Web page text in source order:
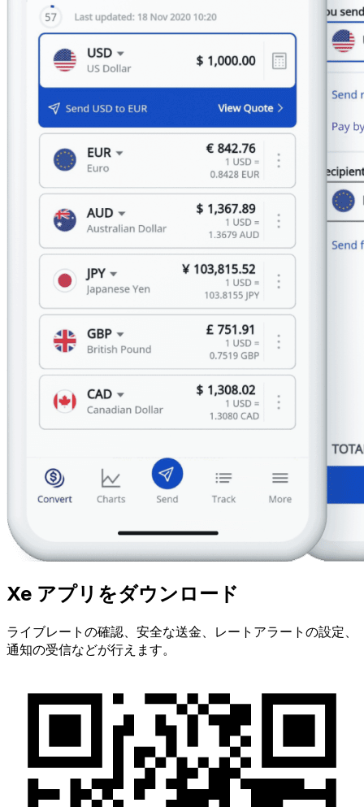
Xe アプリをダウンロード
ライブレートの確認、安全な送金、レートアラートの設定、
通知の受信などが行えます。